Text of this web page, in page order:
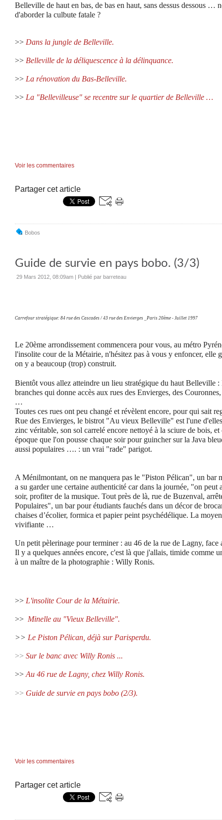
Belleville de haut en bas, de bas en haut, sans dessus dessous …
d'aborder la culbute fatale ?
>> Dans la jungle de Belleville.
>> Belleville de la déliquescence à la délinquance.
>> La rénovation du Bas-Belleville.
>> La "Bellevilleuse" se recentre sur le quartier de Belleville …
Voir les commentaires
Partager cet article
Bobos
Guide de survie en pays bobo. (3/3)
29 Mars 2012, 08:09am | Publié par barreteau
Carrefour stratégique: 84 rue des Cascades / 43 rue des Envierges _Paris 20ème - Juillet 1997
Le 20ème arrondissement commencera pour vous, au métro
l'insolite cour de la Métairie, n'hésitez pas à vous y enfoncer, elle
on y a beaucoup (trop) construit.
Bientôt vous allez atteindre un lieu stratégique du haut Belleville
branches qui donne accès aux rues des Envierges, des
…
Toutes ces rues ont peu changé et révèlent encore, pour qui sait
Rue des Envierges, le bistrot "Au vieux Belleville" est l'une
zinc véritable, son sol carrelé encore nettoyé à la sciure de bois, et
époque que l'on pousse chaque soir pour guincher sur la Java
aussi populaires …. : un vrai "rade" parigot.
A Ménilmontant, on ne manquera pas le "Piston Pélican", un bar
a su garder une certaine authenticité car dans la journée, "on peut
soir, profiter de la musique. Tout près de là, rue de Buzenval,
Populaires", un bar pour étudiants fauchés dans un décor de
chaises d’écolier, formica et papier peint psychédélique. La
vivifiante …
Un petit pèlerinage pour terminer : au 46 de la rue de Lagny, face
Il y a quelques années encore, c'est là que j'allais, timide comme
à un maître de la photographie : Willy Ronis.
>> L'insolite Cour de la Métairie.
>> Minelle au "Vieux Belleville".
>> Le Piston Pélican, déjà sur Parisperdu.
>> Sur le banc avec Willy Ronis ...
>> Au 46 rue de Lagny, chez Willy Ronis.
>> Guide de survie en pays bobo (2/3).
Voir les commentaires
Partager cet article